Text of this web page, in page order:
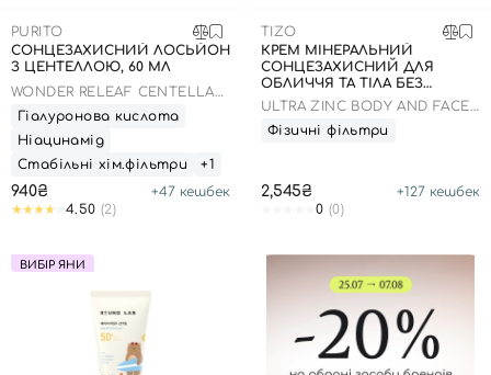
PURITO
СОНЦЕЗАХИСНИЙ ЛОСЬЙОН
З ЦЕНТЕЛЛОЮ, 60 МЛ
WONDER RELEAF CENTELLA
DAILY SUN LOTION
Гіалуронова кислота
Ніацинамід
Стабільні хім.фільтри
+1
940₴ +47 кешбек
4.50 (2)
TIZO
КРЕМ МІНЕРАЛЬНИЙ
СОНЦЕЗАХИСНИЙ ДЛЯ
ОБЛИЧЧЯ ТА ТІЛА БЕЗ
ВІДТІНКУ, 100 МЛ
ULTRA ZINC BODY AND FACE
NON-TINTED SPF 40
Фізичні фільтри
2,545₴ +127 кешбек
0 (0)
ВИБІР ЯНИ